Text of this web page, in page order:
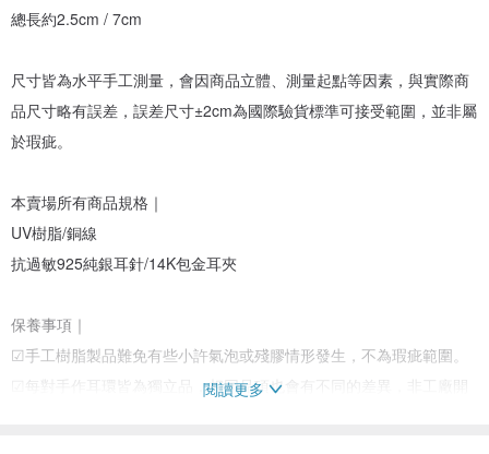
總長約2.5cm / 7cm
尺寸皆為水平手工測量，會因商品立體、測量起點等因素，與實際商
品尺寸略有誤差，誤差尺寸±2cm為國際驗貨標準可接受範圍，並非屬
於瑕疵。
本賣場所有商品規格｜
UV樹脂/銅線
抗過敏925純銀耳針/14K包金耳夾
保養事項｜
☑手工樹脂製品難免有些小許氣泡或殘膠情形發生，不為瑕疵範圍。
☑每對手作耳環皆為獨立品，相同品項也會有不同的差異，非工廠開
閱讀更多